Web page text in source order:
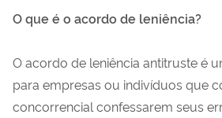
O que é o acordo de leniência?
O acordo de leniência antitruste é
para empresas ou indivíduos que
concorrencial confessarem seus